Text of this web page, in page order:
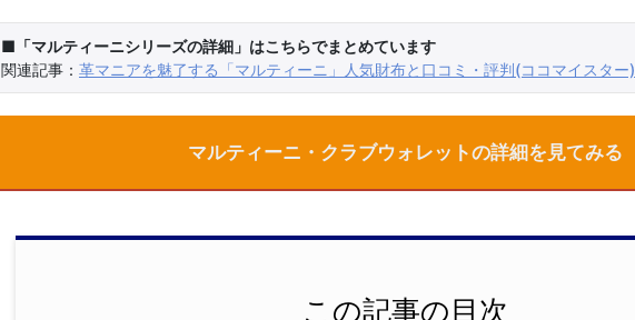
■「マルティーニシリーズの詳細」はこちらでまとめています
関連記事： 革マニアを魅了する「マルティーニ」人気財布と口コミ・評判(ココマイスター)
マルティーニ・クラブウォレットの詳細を見てみる
この記事の目次